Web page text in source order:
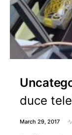
duce
March 29, 2017